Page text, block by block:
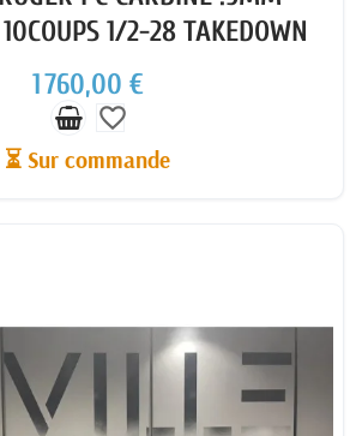
10COUPS 1/2-28 TAKEDOWN
1 760,00 €
favorite_border
⏳ Sur commande